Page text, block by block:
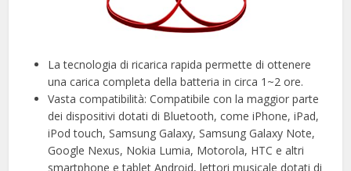
La tecnologia di ricarica rapida permette di ottenere
una carica completa della batteria in circa 1~2 ore.
Vasta compatibilità: Compatibile con la maggior parte
dei dispositivi dotati di Bluetooth, come iPhone, iPad,
iPod touch, Samsung Galaxy, Samsung Galaxy Note,
Google Nexus, Nokia Lumia, Motorola, HTC e altri
smartphone e tablet Android, lettori musicale dotati di